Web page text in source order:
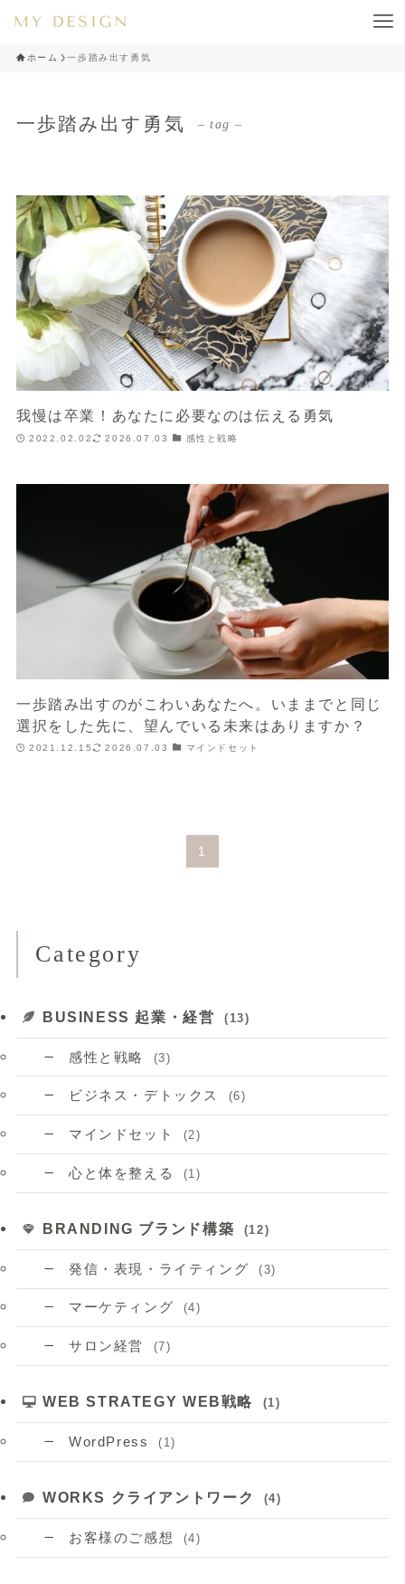
ホーム 一歩踏み出す勇気
一歩踏み出す勇気 – tag –
我慢は卒業！あなたに必要なのは伝える勇気
2022.02.02 2026.07.03 感性と戦略
一歩踏み出すのがこわいあなたへ。いままでと同じ
選択をした先に、望んでいる未来はありますか？
2021.12.15 2026.07.03 マインドセット
1
Category
BUSINESS 起業・経営 (13)
感性と戦略 (3)
ビジネス・デトックス (6)
マインドセット (2)
心と体を整える (1)
BRANDING ブランド構築 (12)
発信・表現・ライティング (3)
マーケティング (4)
サロン経営 (7)
WEB STRATEGY WEB戦略 (1)
WordPress (1)
WORKS クライアントワーク (4)
お客様のご感想 (4)